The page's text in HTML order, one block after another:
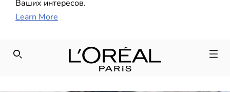
Ваших интересов.
Learn More
SEARCH THIS SITE